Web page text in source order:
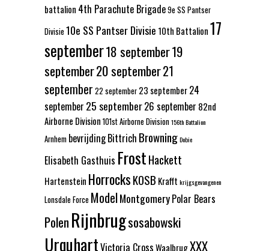
battalion 4th Parachute Brigade9e SS Pantser
Divisie 10e SS Pantser Divisie 10th Battalion17
september18 september19
september20 september21
september 22 september 23 september24
september 25 september26 september 82nd
Airborne Division 101st Airborne Division156th Battalion
Arnhem bevrijdingBittrich BrowningDobie
Elisabeth Gasthuis FrostHackett
Hartenstein HorrocksKOSB Krafft krijgsgevangenen
Lonsdale Force ModelMontgomeryPolar Bears
PolenRijnbrugsosabowski
UrquhartVictoria CrossWaalbrugXXX